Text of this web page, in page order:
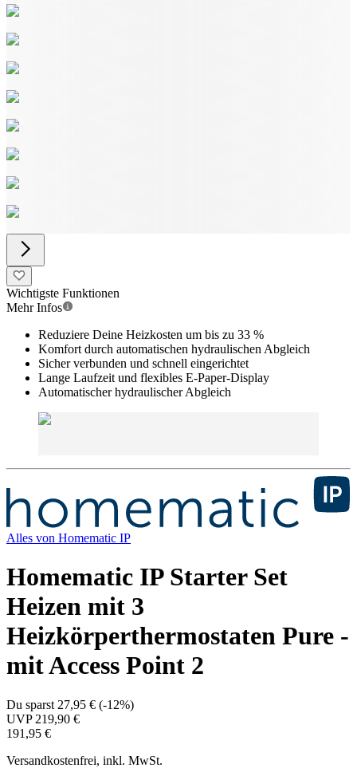
Wichtigste Funktionen
Mehr Infos
Reduziere Deine Heizkosten um bis zu 33 %
Komfort durch automatischen hydraulischen Abgleich
Sicher verbunden und schnell eingerichtet
Lange Laufzeit und flexibles E-Paper-Display
Automatischer hydraulischer Abgleich
Alles von Homematic IP
Homematic IP Starter Set
Heizen mit 3
Heizkörperthermostaten Pure -
mit Access Point 2
Du sparst 27,95 € (-12%)
UVP 219,90 €
191,95 €
Versandkostenfrei, inkl. MwSt.